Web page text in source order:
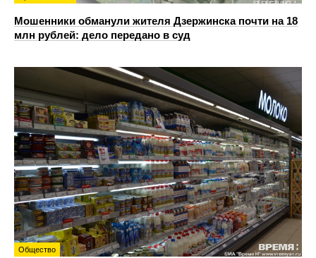
Мошенники обманули жителя Дзержинска почти на 18
млн рублей: дело передано в суд
Общество